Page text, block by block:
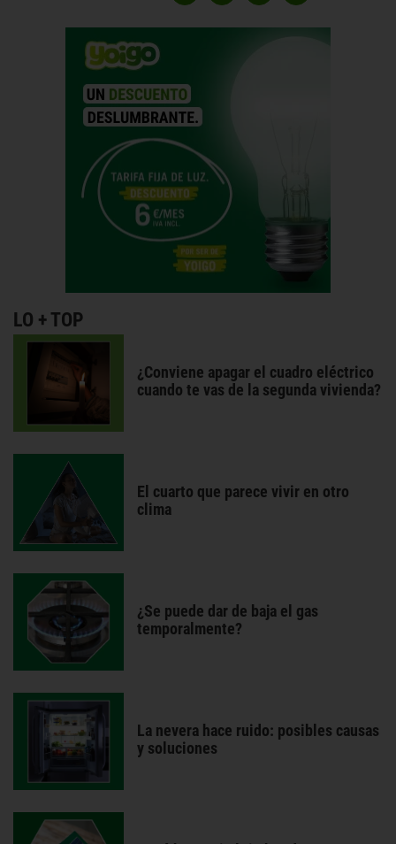
LO + TOP
¿Conviene apagar el cuadro eléctrico
cuando te vas de la segunda vivienda?
El cuarto que parece vivir en otro
clima
¿Se puede dar de baja el gas
temporalmente?
La nevera hace ruido: posibles causas
y soluciones